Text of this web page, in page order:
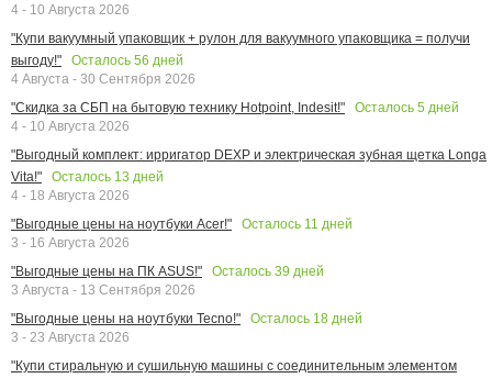
4 - 10 Августа 2026
"Купи вакуумный упаковщик + рулон для вакуумного упаковщика = получи
выгоду!"
Осталось 56 дней
4 Августа - 30 Сентября 2026
"Скидка за СБП на бытовую технику Hotpoint, Indesit!"
Осталось 5 дней
4 - 10 Августа 2026
"Выгодный комплект: ирригатор DEXP и электрическая зубная щетка Longa
Vita!"
Осталось 13 дней
4 - 18 Августа 2026
"Выгодные цены на ноутбуки Acer!"
Осталось 11 дней
3 - 16 Августа 2026
"Выгодные цены на ПК ASUS!"
Осталось 39 дней
3 Августа - 13 Сентября 2026
"Выгодные цены на ноутбуки Tecno!"
Осталось 18 дней
3 - 23 Августа 2026
"Купи стиральную и сушильную машины с соединительным элементом